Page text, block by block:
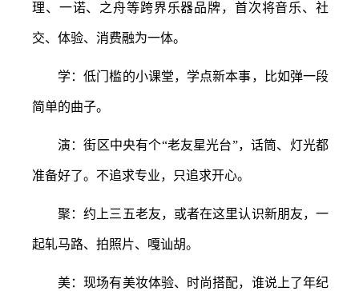
理、一诺、之舟等跨界乐器品牌，首次将音乐、社
交、体验、消费融为一体。
学：低门槛的小课堂，学点新本事，比如弹一段
简单的曲子。
演：街区中央有个“老友星光台”，话筒、灯光都
准备好了。不追求专业，只追求开心。
聚：约上三五老友，或者在这里认识新朋友，一
起轧马路、拍照片、嘎讪胡。
美：现场有美妆体验、时尚搭配，谁说上了年纪